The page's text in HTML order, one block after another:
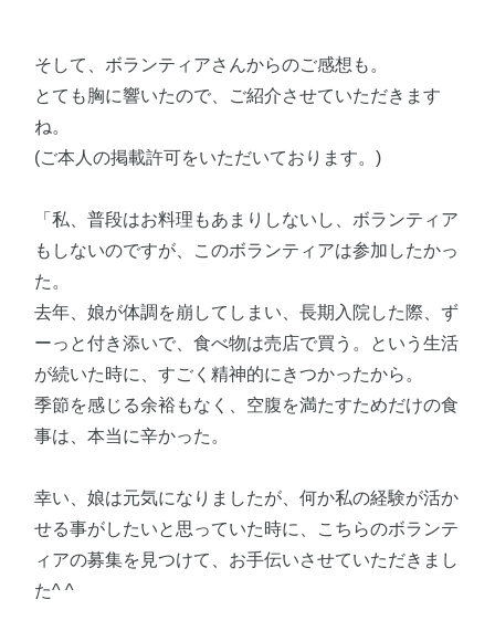
そして、ボランティアさんからのご感想も。
とても胸に響いたので、ご紹介させていただきます
ね。
(ご本人の掲載許可をいただいております。)
「私、普段はお料理もあまりしないし、ボランティア
もしないのですが、このボランティアは参加したかっ
た。
去年、娘が体調を崩してしまい、長期入院した際、ず
ーっと付き添いで、食べ物は売店で買う。という生活
が続いた時に、すごく精神的にきつかったから。
季節を感じる余裕もなく、空腹を満たすためだけの食
事は、本当に辛かった。
幸い、娘は元気になりましたが、何か私の経験が活か
せる事がしたいと思っていた時に、こちらのボランテ
ィアの募集を見つけて、お手伝いさせていただきまし
た^ ^